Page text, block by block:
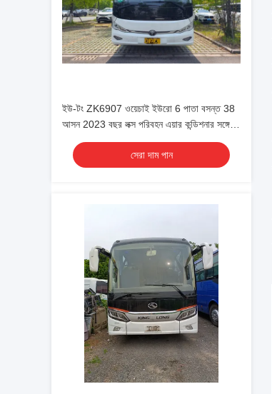
ইউ-টং ZK6907 ওয়েচাই ইউরো 6 পাতা বসন্ত 38
আসন 2023 বছর লক্স পরিবহন এয়ার কন্ডিশনার সঙ্গে
Shuttle বা দীর্ঘ দূরত্বের জন্য
সেরা দাম পান